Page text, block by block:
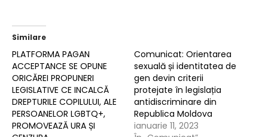
Similare
PLATFORMA PAGAN
ACCEPTANCE SE OPUNE
ORICĂREI PROPUNERI
LEGISLATIVE CE INCALCĂ
DREPTURILE COPILULUI, ALE
PERSOANELOR LGBTQ+,
PROMOVEAZĂ URA ȘI
Comunicat: Orientarea
sexuală și identitatea de
gen devin criterii
protejate în legislația
antidiscriminare din
Republica Moldova
ianuarie 11, 2023